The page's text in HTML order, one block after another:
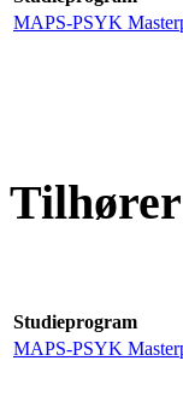
MAPS-PSYK
Studieprogram
MAPS-PSYK